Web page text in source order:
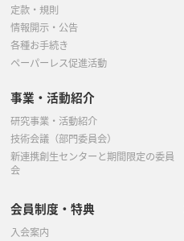
定款・規則
情報開示・公告
各種お手続き
ペーパーレス促進活動
事業・活動紹介
研究事業・活動紹介
技術会議（部門委員会）
新連携創生センターと期間限定の委員
会
会員制度・特典
入会案内